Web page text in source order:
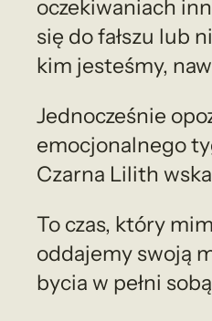
oczekiwaniach
się do fałszu lub
kim jesteśmy,
Jednocześnie
emocjonalnego
Czarna Lilith
To czas, który
oddajemy swoją
bycia w pełni